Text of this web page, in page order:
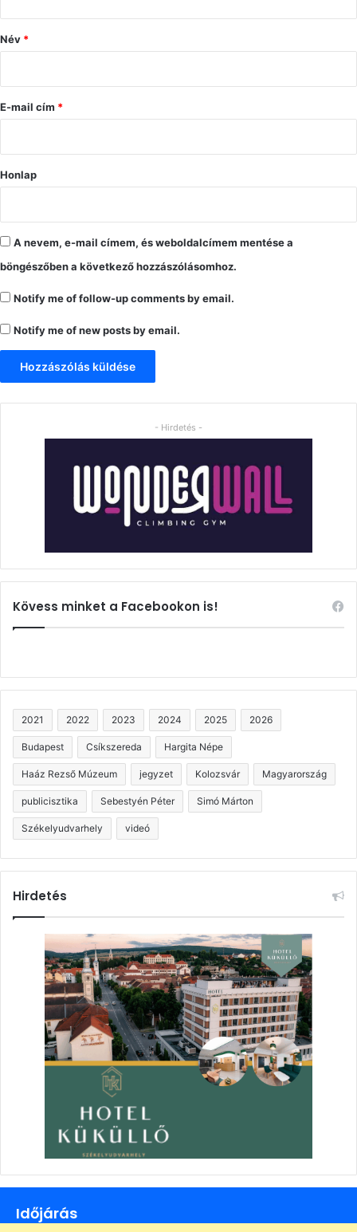
ó
s
Név *
E-mail cím *
Honlap
A nevem, e-mail címem, és weboldalcímem mentése a
böngészőben a következő hozzászólásomhoz.
Notify me of follow-up comments by email.
Notify me of new posts by email.
- Hirdetés -
Kövess minket a Facebookon is!
2021 2022 2023 2024 2025 2026
Budapest Csíkszereda Hargita Népe
Haáz Rezső Múzeum jegyzet Kolozsvár Magyarország
publicisztika Sebestyén Péter Simó Márton
Székelyudvarhely videó
Hirdetés
Időjárás